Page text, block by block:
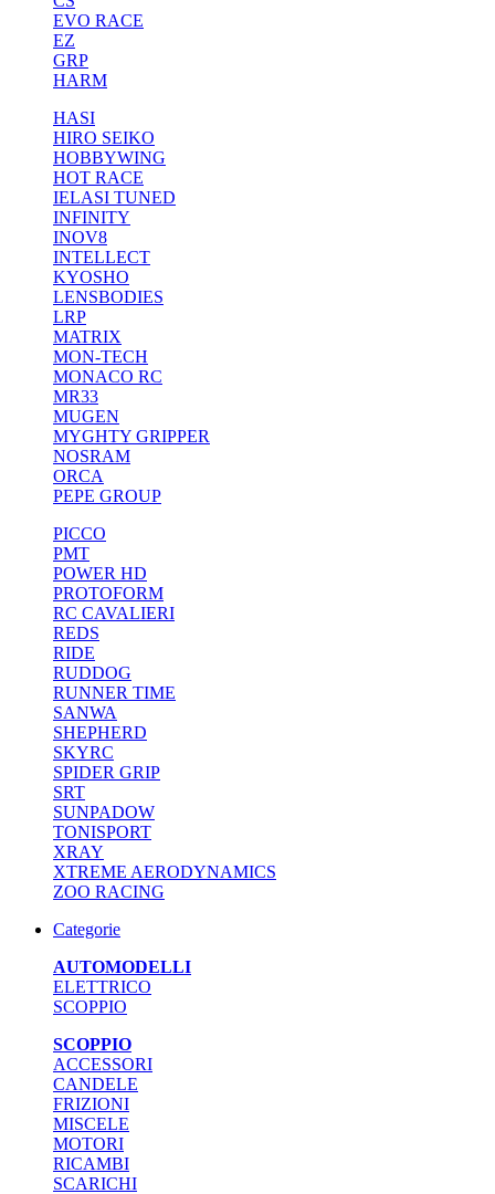
EVO RACE
EZ
GRP
HARM
HASI
HIRO SEIKO
HOBBYWING
HOT RACE
IELASI TUNED
INFINITY
INOV8
INTELLECT
KYOSHO
LENSBODIES
LRP
MATRIX
MON-TECH
MONACO RC
MR33
MUGEN
MYGHTY GRIPPER
NOSRAM
ORCA
PEPE GROUP
PICCO
PMT
POWER HD
PROTOFORM
RC CAVALIERI
REDS
RIDE
RUDDOG
RUNNER TIME
SANWA
SHEPHERD
SKYRC
SPIDER GRIP
SRT
SUNPADOW
TONISPORT
XRAY
XTREME AERODYNAMICS
ZOO RACING
Categorie
AUTOMODELLI
ELETTRICO
SCOPPIO
SCOPPIO
ACCESSORI
CANDELE
FRIZIONI
MISCELE
MOTORI
RICAMBI
SCARICHI